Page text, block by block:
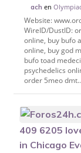
ach en
Website:
WireID/DustID:
online, buy bufo
online, buy god
bufo toad
psychedelics
order 5meo
409 6205
in Chicago